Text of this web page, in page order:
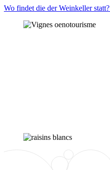
Wo findet die der Weinkeller statt?